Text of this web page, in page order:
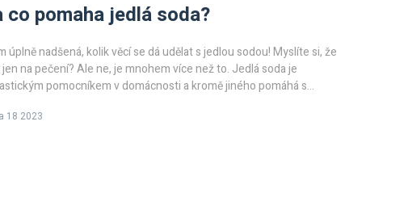
co pomaha jedlá soda?
úplně nadšená, kolik věcí se dá udělat s jedlou sodou! Myslíte si, že
na pečení? Ale ne, je mnohem více než to. Jedlá soda je
pomocníkem v domácnosti a kromě jiného pomáhá s
Přečtěte si můj nový příspěvek a dozvíte se, na co všechno může
18 2023